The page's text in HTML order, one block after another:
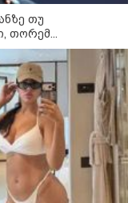
Wildberries-
- დრონებით
შემდეგ, ტულას
საწყობში
22
მასშტაბური
კიევზე
თუ
თორემ...